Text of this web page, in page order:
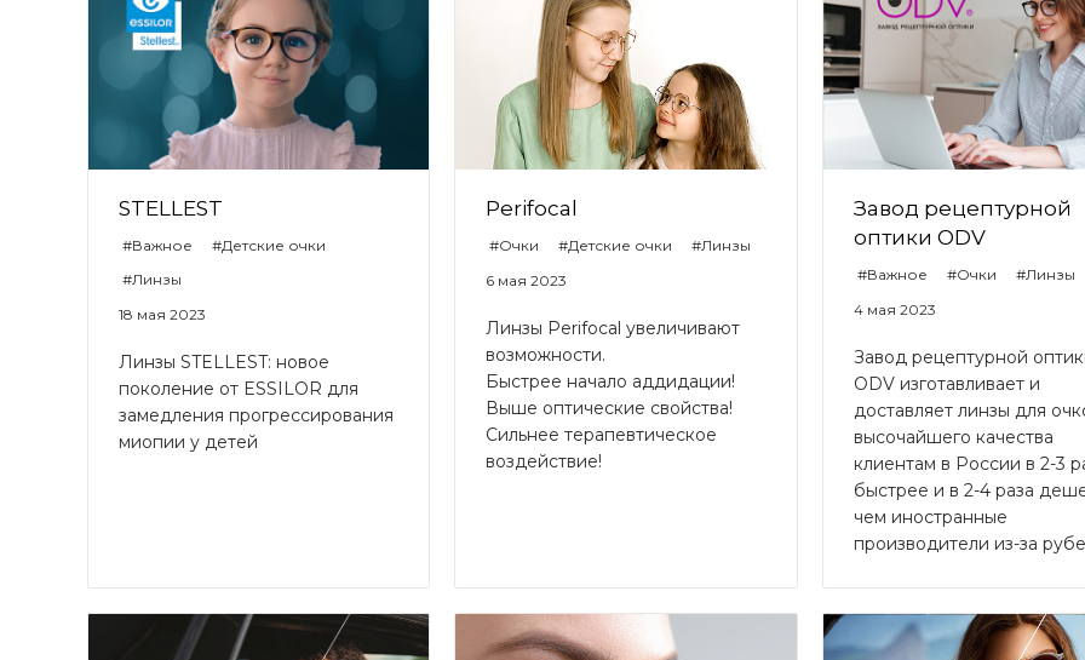
STELLEST
#Важное
#Детские очки
#Линзы
18 мая 2023
Линзы STELLEST: новое
поколение от ESSILOR для
замедления прогрессирования
миопии у детей
Perifocal
#Очки #Детские очки
#Линзы
6 мая 2023
Линзы Perifocal увеличивают
возможности.
Быстрее начало аддидации!
Выше оптические свойства!
Сильнее терапевтическое
воздействие!
Завод рецептурной
оптики ODV
#Важное #Очки
#Линзы
4 мая 2023
Завод рецептурной
ODV изготавливает и
доставляет линзы для
высочайшего качества
клиентам в России в 2-3
быстрее и в 2-4 раза
чем иностранные
производители из-за